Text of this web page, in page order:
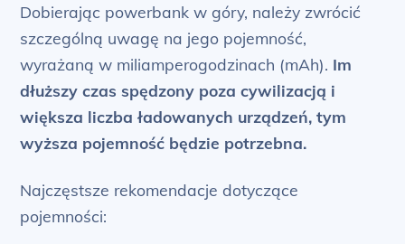
Dobierając powerbank w góry, należy zwrócić
szczególną uwagę na jego pojemność,
wyrażaną w miliamperogodzinach (mAh). Im
dłuższy czas spędzony poza cywilizacją i
większa liczba ładowanych urządzeń, tym
wyższa pojemność będzie potrzebna.
Najczęstsze rekomendacje dotyczące
pojemności: